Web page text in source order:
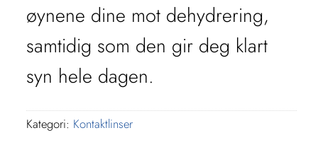
øynene dine mot dehydrering,
samtidig som den gir deg klart
syn hele dagen.
Kategori: Kontaktlinser